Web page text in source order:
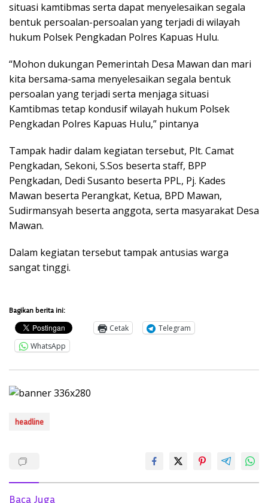
situasi kamtibmas serta dapat menyelesaikan segala
bentuk persoalan-persoalan yang terjadi di wilayah
hukum Polsek Pengkadan Polres Kapuas Hulu.
“Mohon dukungan Pemerintah Desa Mawan dan mari
kita bersama-sama menyelesaikan segala bentuk
persoalan yang terjadi serta menjaga situasi
Kamtibmas tetap kondusif wilayah hukum Polsek
Pengkadan Polres Kapuas Hulu,” pintanya
Tampak hadir dalam kegiatan tersebut, Plt. Camat
Pengkadan, Sekoni, S.Sos beserta staff, BPP
Pengkadan, Dedi Susanto beserta PPL, Pj. Kades
Mawan beserta Perangkat, Ketua, BPD Mawan,
Sudirmansyah beserta anggota, serta masyarakat Desa
Mawan.
Dalam kegiatan tersebut tampak antusias warga
sangat tinggi.
Bagikan berita ini:
Cetak
Telegram
WhatsApp
headline
Baca Juga